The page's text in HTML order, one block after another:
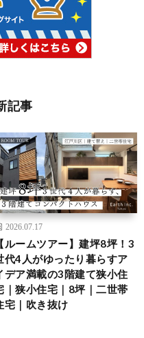
記事
2026.07.17
【ルームツアー】建坪8坪！3
代4人がゆったり暮らすア
デア満載の3階建て狭小住
｜狭小住宅｜8坪｜二世帯
宅｜吹き抜け